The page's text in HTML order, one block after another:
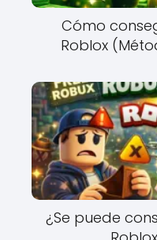
Cómo
Roblox
¿Se puede